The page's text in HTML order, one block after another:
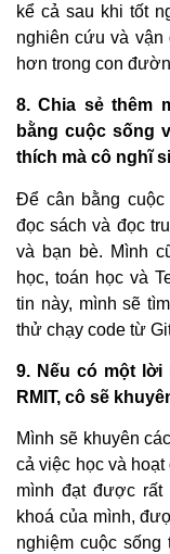
kể cả sau khi tốt
nghiên cứu và vận
hơn trong con
8. Chia sẻ thêm
bằng cuộc sống
thích mà cô nghĩ
Để cân bằng cuộc
đọc sách và đọc
và bạn bè. Mình
học, toán học và
tin này, mình sẽ
thử chạy code từ
9. Nếu có một lời
RMIT, cô sẽ
Mình sẽ khuyên
cả việc học và
mình đạt được
khoá của mình,
nghiệm cuộc